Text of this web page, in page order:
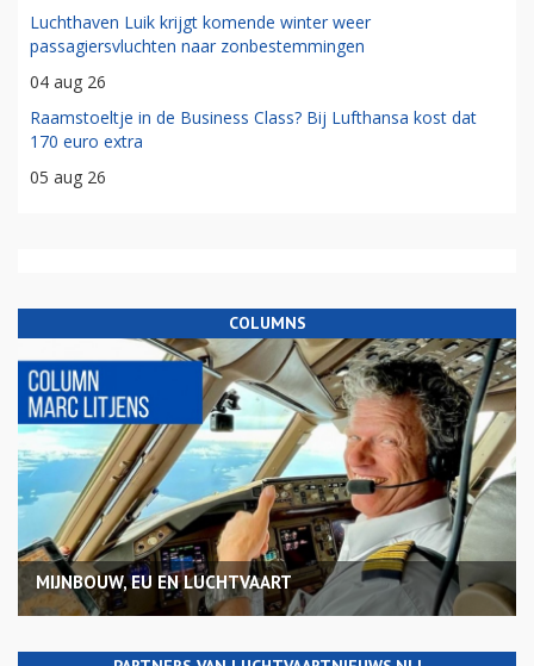
Luchthaven Luik krijgt komende winter weer
passagiersvluchten naar zonbestemmingen
04 aug 26
Raamstoeltje in de Business Class? Bij Lufthansa kost dat
170 euro extra
05 aug 26
COLUMNS
MIJNBOUW, EU EN LUCHTVAART